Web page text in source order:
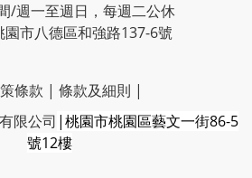
/週一至週日，每週二公休
市八德區和強路137-6號
條款 | 條款及細則 |
限公司 |桃園市桃園區藝文一街86-5
號12樓